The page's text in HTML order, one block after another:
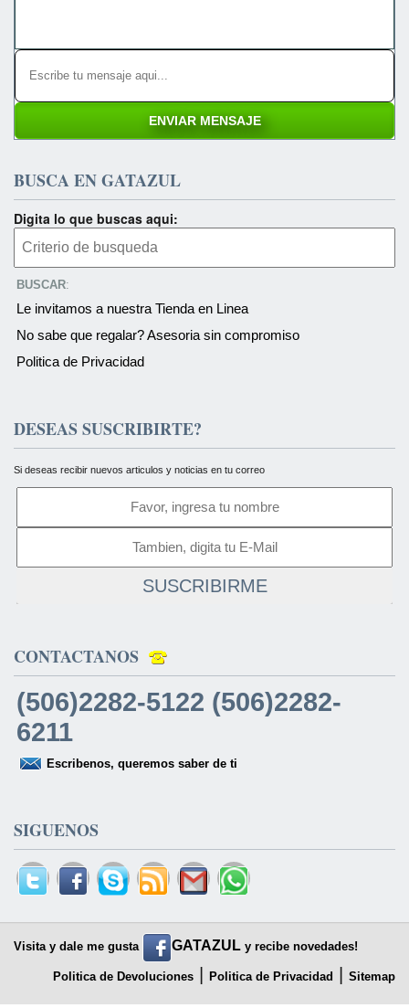
BUSCA EN GATAZUL
Digita lo que buscas aqui:
BUSCAR:
Le invitamos a nuestra Tienda en Linea
No sabe que regalar? Asesoria sin compromiso
Politica de Privacidad
DESEAS SUSCRIBIRTE?
Si deseas recibir nuevos articulos y noticias en tu correo
SUSCRIBIRME
CONTACTANOS
(506)2282-5122 (506)2282-
6211
Escribenos, queremos saber de ti
SIGUENOS
Visita y dale me gusta GATAZUL y recibe novedades!
Politica de Devoluciones Politica de Privacidad Sitemap